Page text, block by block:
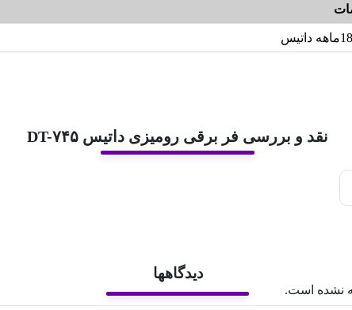
18ماهه داتیس
نقد و بررسی فر برقی رومیزی داتیس DT-۷۴۵
دیدگاهها
نشده است.